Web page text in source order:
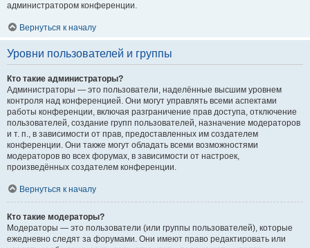
администратором конференции.
Вернуться к началу
Уровни пользователей и группы
Кто такие администраторы?
Администраторы — это пользователи, наделённые высшим уровнем
контроля над конференцией. Они могут управлять всеми аспектами
работы конференции, включая разграничение прав доступа, отключение
пользователей, создание групп пользователей, назначение модераторов
и т. п., в зависимости от прав, предоставленных им создателем
конференции. Они также могут обладать всеми возможностями
модераторов во всех форумах, в зависимости от настроек,
произведённых создателем конференции.
Вернуться к началу
Кто такие модераторы?
Модераторы — это пользователи (или группы пользователей), которые
ежедневно следят за форумами. Они имеют право редактировать или